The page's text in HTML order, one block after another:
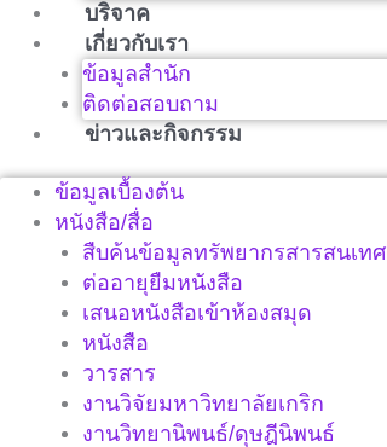
บริจาค
เกี่ยวกับเรา
ข้อมูลสำนัก
ติดต่อสอบถาม
ข่าวและกิจกรรม
ข้อมูลเบื้องต้น
หนังสือ/สื่อ
สืบค้นข้อมูลทรัพยากรสารสนเทศ
ต่ออายุยืมหนังสือ
เสนอหนังสือเข้าห้องสมุด
หนังสือ
วารสาร
งานวิจัยมหาวิทยาลัยเกริก
งานวิทยานิพนธ์/ดุษฎีนิพนธ์